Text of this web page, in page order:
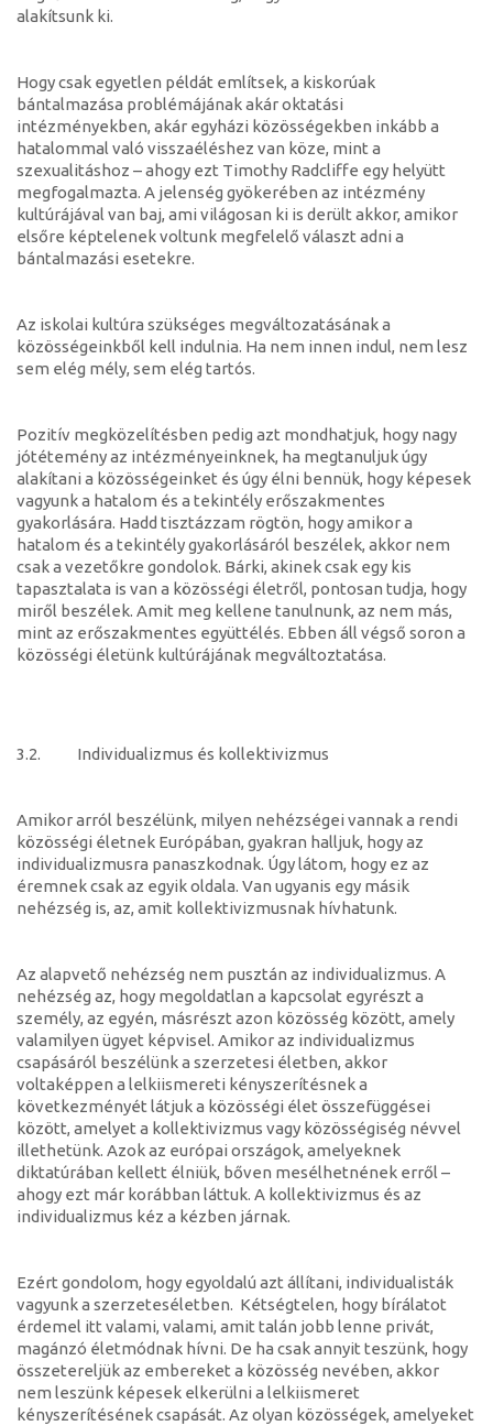
alakítsunk ki.
Hogy csak egyetlen példát említsek, a kiskorúak
bántalmazása problémájának akár oktatási
intézményekben, akár egyházi közösségekben inkább a
hatalommal való visszaéléshez van köze, mint a
szexualitáshoz – ahogy ezt Timothy Radcliffe egy helyütt
megfogalmazta. A jelenség gyökerében az intézmény
kultúrájával van baj, ami világosan ki is derült akkor, amikor
elsőre képtelenek voltunk megfelelő választ adni a
bántalmazási esetekre.
Az iskolai kultúra szükséges megváltozatásának a
közösségeinkből kell indulnia. Ha nem innen indul, nem lesz
sem elég mély, sem elég tartós.
Pozitív megközelítésben pedig azt mondhatjuk, hogy nagy
jótétemény az intézményeinknek, ha megtanuljuk úgy
alakítani a közösségeinket és úgy élni bennük, hogy képesek
vagyunk a hatalom és a tekintély erőszakmentes
gyakorlására. Hadd tisztázzam rögtön, hogy amikor a
hatalom és a tekintély gyakorlásáról beszélek, akkor nem
csak a vezetőkre gondolok. Bárki, akinek csak egy kis
tapasztalata is van a közösségi életről, pontosan tudja, hogy
miről beszélek. Amit meg kellene tanulnunk, az nem más,
mint az erőszakmentes együttélés. Ebben áll végső soron a
közösségi életünk kultúrájának megváltoztatása.
3.2. Individualizmus és kollektivizmus
Amikor arról beszélünk, milyen nehézségei vannak a rendi
közösségi életnek Európában, gyakran halljuk, hogy az
individualizmusra panaszkodnak. Úgy látom, hogy ez az
éremnek csak az egyik oldala. Van ugyanis egy másik
nehézség is, az, amit kollektivizmusnak hívhatunk.
Az alapvető nehézség nem pusztán az individualizmus. A
nehézség az, hogy megoldatlan a kapcsolat egyrészt a
személy, az egyén, másrészt azon közösség között, amely
valamilyen ügyet képvisel. Amikor az individualizmus
csapásáról beszélünk a szerzetesi életben, akkor
voltaképpen a lelkiismereti kényszerítésnek a
következményét látjuk a közösségi élet összefüggései
között, amelyet a kollektivizmus vagy közösségiség névvel
illethetünk. Azok az európai országok, amelyeknek
diktatúrában kellett élniük, bőven mesélhetnének erről –
ahogy ezt már korábban láttuk. A kollektivizmus és az
individualizmus kéz a kézben járnak.
Ezért gondolom, hogy egyoldalú azt állítani, individualisták
vagyunk a szerzeteséletben. Kétségtelen, hogy bírálatot
érdemel itt valami, valami, amit talán jobb lenne privát,
magánzó életmódnak hívni. De ha csak annyit teszünk, hogy
összetereljük az embereket a közösség nevében, akkor
nem leszünk képesek elkerülni a lelkiismeret
kényszerítésének csapását. Az olyan közösségek, amelyeket